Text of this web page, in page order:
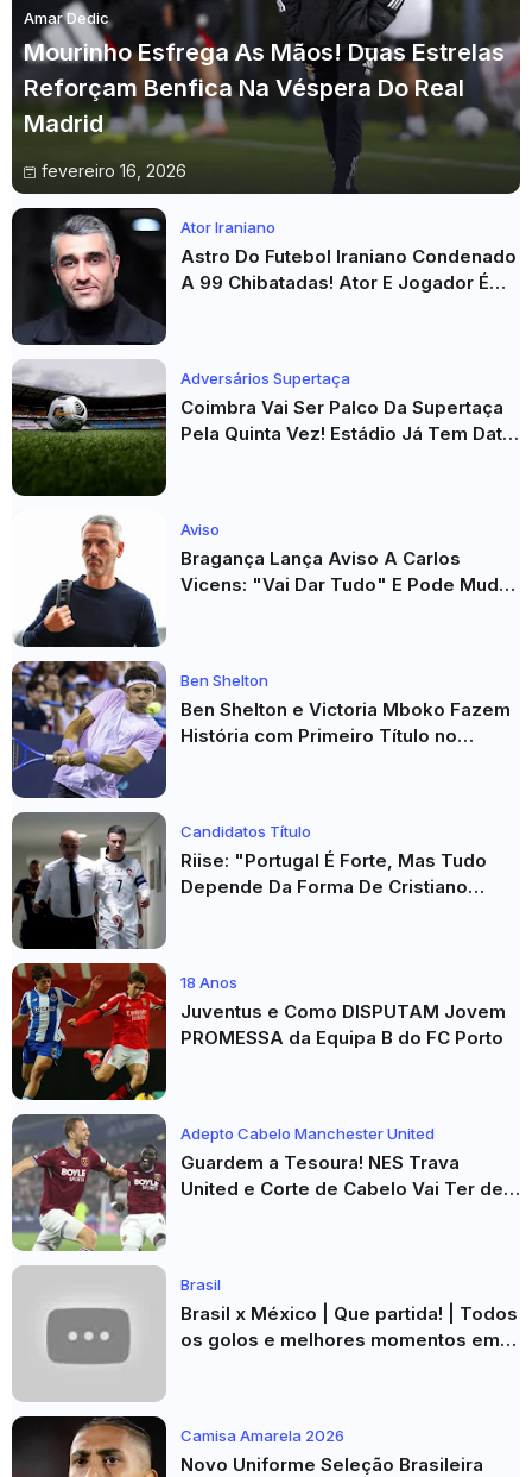
Amar Dedic
Mourinho Esfrega As Mãos! Duas Estrelas
Reforçam Benfica Na Véspera Do Real
Madrid
fevereiro 16, 2026
Ator Iraniano
Astro Do Futebol Iraniano Condenado
A 99 Chibatadas! Ator E Jogador É
Adversários Supertaça
Coimbra Vai Ser Palco Da Supertaça
Pela Quinta Vez! Estádio Já Tem Data
Aviso
Bragança Lança Aviso A Carlos
Vicens: "Vai Dar Tudo" E Pode Mudar
Ben Shelton
Ben Shelton e Victoria Mboko Fazem
História com Primeiro Título no
Candidatos Título
Riise: "Portugal É Forte, Mas Tudo
Depende Da Forma De Cristiano
18 Anos
Juventus e Como DISPUTAM Jovem
PROMESSA da Equipa B do FC Porto
Adepto Cabelo Manchester United
Guardem a Tesoura! NES Trava
United e Corte de Cabelo Vai Ter de
Brasil
Brasil x México | Que partida! | Todos
os golos e melhores momentos em
Camisa Amarela 2026
Novo Uniforme Seleção Brasileira